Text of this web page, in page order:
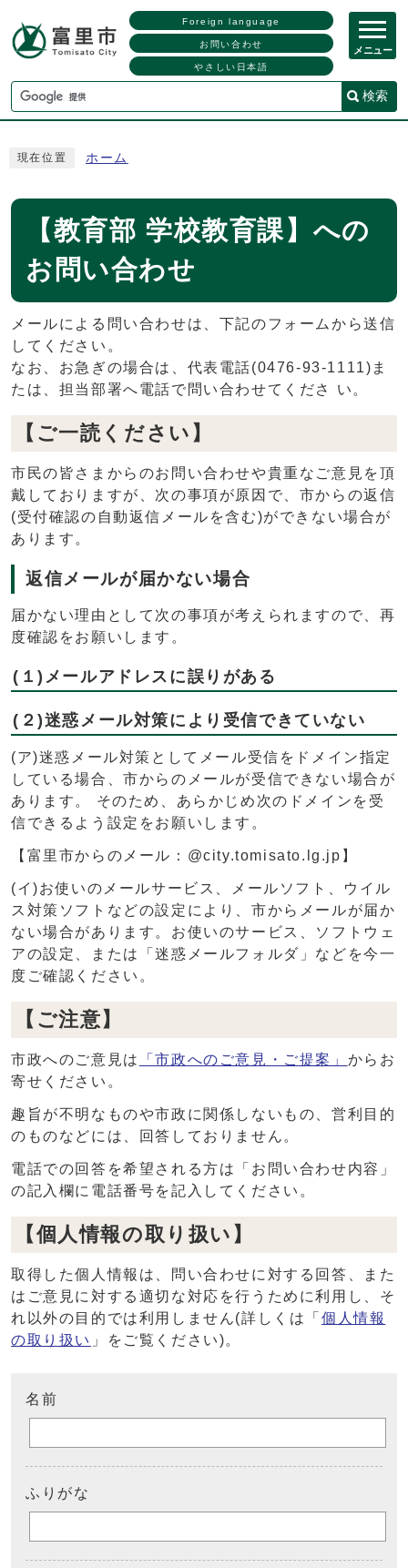
Foreign language
お問い合わせ
やさしい日本語
検索
メニュー
現在位置 ホーム
【教育部 学校教育課】への
お問い合わせ
メールによる問い合わせは、下記のフォームから送信
してください。
なお、お急ぎの場合は、代表電話(0476-93-1111)ま
たは、担当部署へ電話で問い合わせてくださ い。
【ご一読ください】
市民の皆さまからのお問い合わせや貴重なご意見を頂
戴しておりますが、次の事項が原因で、市からの返信
(受付確認の自動返信メールを含む)ができない場合が
あります。
返信メールが届かない場合
届かない理由として次の事項が考えられますので、再
度確認をお願いします。
(１)メールアドレスに誤りがある
(２)迷惑メール対策により受信できていない
(ア)迷惑メール対策としてメール受信をドメイン指定
している場合、市からのメールが受信できない場合が
あります。 そのため、あらかじめ次のドメインを受
信できるよう設定をお願いします。
【富里市からのメール：@city.tomisato.lg.jp】
(イ)お使いのメールサービス、メールソフト、ウイル
ス対策ソフトなどの設定により、市からメールが届か
ない場合があります。お使いのサービス、ソフトウェ
アの設定、または「迷惑メールフォルダ」などを今一
度ご確認ください。
【ご注意】
市政へのご意見は 「市政へのご意見・ご提案」 からお
寄せください。
趣旨が不明なものや市政に関係しないもの、営利目的
のものなどには、回答しておりません。
電話での回答を希望される方は「お問い合わせ内容」
の記入欄に電話番号を記入してください。
【個人情報の取り扱い】
取得した個人情報は、問い合わせに対する回答、また
はご意見に対する適切な対応を行うために利用し、そ
れ以外の目的では利用しません(詳しくは「 個人情報
の取り扱い 」をご覧ください)。
名前
ふりがな